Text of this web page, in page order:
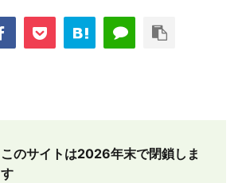
このサイトは2026年末で閉鎖しま
す